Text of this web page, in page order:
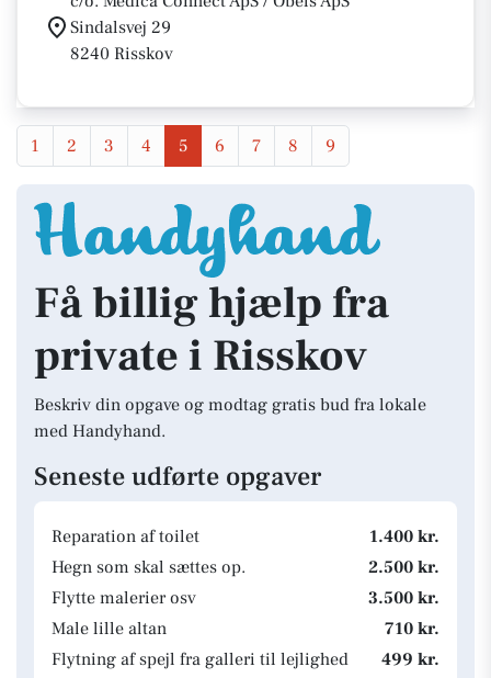
Sindalsvej 29
8240 Risskov
1 2 3 4 5 6 7 8 9
Få billig hjælp fra
private i Risskov
Beskriv din opgave og modtag gratis bud fra lokale
med Handyhand.
Seneste udførte opgaver
Reparation af toilet
1.400 kr.
Hegn som skal sættes op.
2.500 kr.
Flytte malerier osv
3.500 kr.
Male lille altan
710 kr.
Flytning af spejl fra galleri til lejlighed
499 kr.